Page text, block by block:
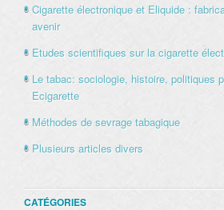
Cigarette électronique et Eliquide :
avenir
Etudes scientifiques sur la cigarette
Le tabac: sociologie, histoire, politiques
Ecigarette
Méthodes de sevrage tabagique
Plusieurs articles divers
CATÉGORIES